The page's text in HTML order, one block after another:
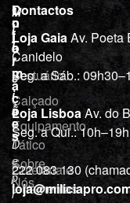
M
i
l
í
c
i
a
“
D
e
p
r
L
o
j
a
Vestuário
Calçado
Equipamento
Tático
Cutelaria e
ferramentas
I
n
f
o
r
m
a
ç
õ
e
s
Sobre
Nós
Contactos
Loja GaiaAv. Poeta
Canidelo
Seg. a Sáb.:
Loja LisboaAv. do
Seg. a Qui.:
222 083 130